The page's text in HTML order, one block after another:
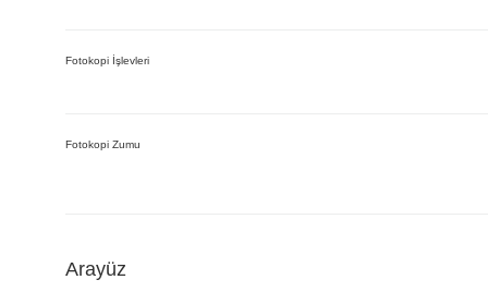
Fotokopi İşlevleri
Fotokopi Zumu
Arayüz